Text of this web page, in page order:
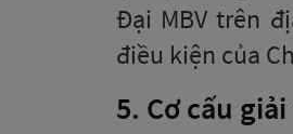
Đại MBV trên
điều kiện của
5. Cơ cấu